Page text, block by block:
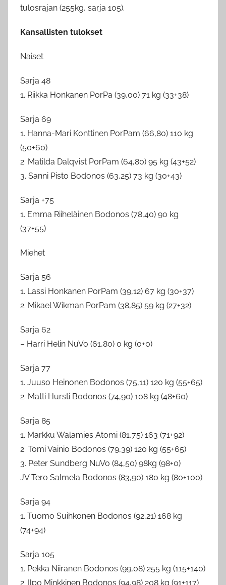
tulosrajan (255kg, sarja 105).
Kansallisten tulokset
Naiset
Sarja 48
1. Riikka Honkanen PorPa (39,00) 71 kg (33+38)
Sarja 69
1. Hanna-Mari Konttinen PorPam (66,80) 110 kg
(50+60)
2. Matilda Dalqvist PorPam (64,80) 95 kg (43+52)
3. Sanni Pisto Bodonos (63,25) 73 kg (30+43)
Sarja +75
1. Emma Riiheläinen Bodonos (78,40) 90 kg
(37+55)
Miehet
Sarja 56
1. Lassi Honkanen PorPam (39,12) 67 kg (30+37)
2. Mikael Wikman PorPam (38,85) 59 kg (27+32)
Sarja 62
– Harri Helin NuVo (61,80) 0 kg (0+0)
Sarja 77
1. Juuso Heinonen Bodonos (75,11) 120 kg (55+65)
2. Matti Hursti Bodonos (74,90) 108 kg (48+60)
Sarja 85
1. Markku Walamies Atomi (81,75) 163 (71+92)
2. Tomi Vainio Bodonos (79,39) 120 kg (55+65)
3. Peter Sundberg NuVo (84,50) 98kg (98+0)
JV Tero Salmela Bodonos (83,90) 180 kg (80+100)
Sarja 94
1. Tuomo Suihkonen Bodonos (92,21) 168 kg
(74+94)
Sarja 105
1. Pekka Niiranen Bodonos (99,08) 255 kg (115+140)
2. Ilpo Minkkinen Bodonos (94,98) 208 kg (91+117)